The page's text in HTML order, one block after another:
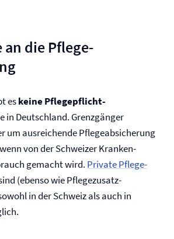
an die Pflege­
eskeine Pflegepflicht­
in Deutschland. Grenzgänger
um ausreichende Pflegeabsicherung
von der Schweizer Kranken­
gemacht wird. Private Pflege­
(ebenso wie Pflegezusatz­
in der Schweiz als auch in